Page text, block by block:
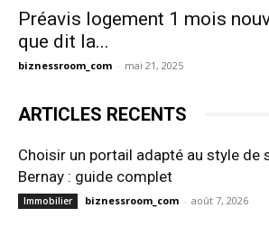
Préavis logement 1 mois
que dit la...
biznessroom_com - mai 21, 2025
ARTICLES RECENTS
Choisir un portail adapté au style de
Bernay : guide complet
Immobilier biznessroom_com - août 7, 2026